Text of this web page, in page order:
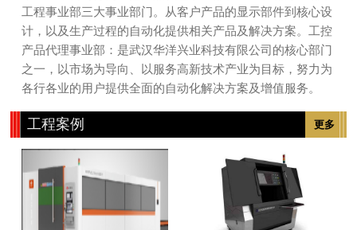
工程事业部三大事业部门。从客户产品的显示部件到核心设
计，以及生产过程的自动化提供相关产品及解决方案。工控
产品代理事业部：是武汉华洋兴业科技有限公司的核心部门
之一，以市场为导向、以服务高新技术产业为目标，努力为
各行各业的用户提供全面的自动化解决方案及增值服务。
更多
工程案例